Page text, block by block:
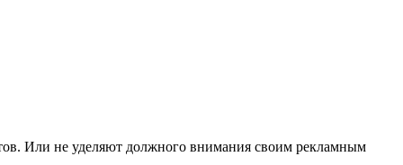
Или не уделяют должного внимания своим рекламным